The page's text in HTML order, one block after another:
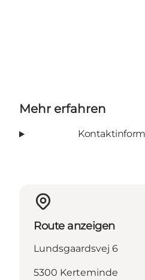
Mehr erfahren
Route anzeigen
Lundsgaardsvej 6
5300 Kerteminde